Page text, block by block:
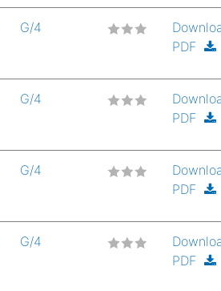
G/4
PDF
G/4
PDF
G/4
PDF
G/4
PDF